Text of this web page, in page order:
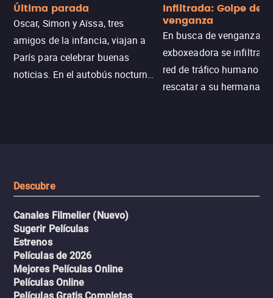
Última parada
Oscar, Simon y Aïssa, tres
amigos de la infancia, viajan a
París para celebrar buenas
noticias. En el autobús nocturno
Infiltrada: Golpe de
venganza
En busca de venganza,
exboxeadora se infiltra
red de tráfico humano
rescatar a su hermana
Descubre
Canales Filmelier (Nuevo)
Sugerir Películas
Estrenos
Películas de 2026
Mejores Películas Online
Películas Online